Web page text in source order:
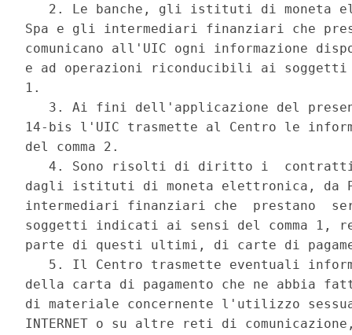
2. Le banche, gli istituti di moneta
Spa e gli intermediari finanziari che
comunicano all'UIC ogni informazione
e ad operazioni riconducibili ai soggetti
1.
3. Ai fini dell'applicazione del
14-bis l'UIC trasmette al Centro le
del comma 2.
4. Sono risolti di diritto i
dagli istituti di moneta elettronica, da
intermediari finanziari che  prestano
soggetti indicati ai sensi del comma 1,
parte di questi ultimi, di carte di
5. Il Centro trasmette eventuali
della carta di pagamento che ne abbia
di materiale concernente l'utilizzo
INTERNET o su altre reti di